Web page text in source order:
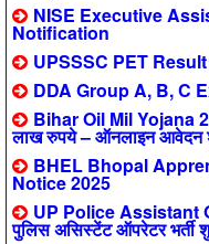
NISE Executive
Notification
UPSSSC PET
DDA Group A, B, C
Bihar Oil Mil Yojana
लाख रुपये – ऑनलाइन
BHEL Bhopal
Notice 2025
UP Police Assistant
पुलिस असिस्टेंट ऑपरेटर भर्ती